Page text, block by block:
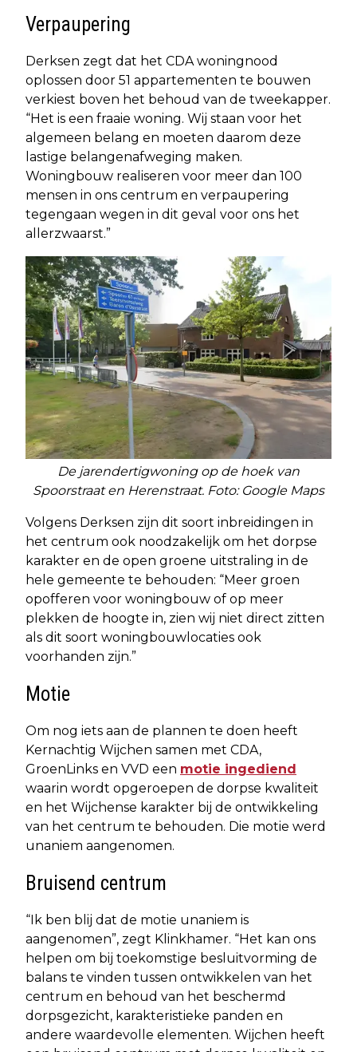
Verpaupering
Derksen zegt dat het CDA woningnood
oplossen door 51 appartementen te bouwen
verkiest boven het behoud van de tweekapper.
“Het is een fraaie woning. Wij staan voor het
algemeen belang en moeten daarom deze
lastige belangenafweging maken.
Woningbouw realiseren voor meer dan 100
mensen in ons centrum en verpaupering
tegengaan wegen in dit geval voor ons het
allerzwaarst.”
De jarendertigwoning op de hoek van
Spoorstraat en Herenstraat. Foto: Google Maps
Volgens Derksen zijn dit soort inbreidingen in
het centrum ook noodzakelijk om het dorpse
karakter en de open groene uitstraling in de
hele gemeente te behouden: “Meer groen
opofferen voor woningbouw of op meer
plekken de hoogte in, zien wij niet direct zitten
als dit soort woningbouwlocaties ook
voorhanden zijn.”
Motie
Om nog iets aan de plannen te doen heeft
Kernachtig Wijchen samen met CDA,
GroenLinks en VVD een motie ingediend
waarin wordt opgeroepen de dorpse kwaliteit
en het Wijchense karakter bij de ontwikkeling
van het centrum te behouden. Die motie werd
unaniem aangenomen.
Bruisend centrum
“Ik ben blij dat de motie unaniem is
aangenomen”, zegt Klinkhamer. “Het kan ons
helpen om bij toekomstige besluitvorming de
balans te vinden tussen ontwikkelen van het
centrum en behoud van het beschermd
dorpsgezicht, karakteristieke panden en
andere waardevolle elementen. Wijchen heeft